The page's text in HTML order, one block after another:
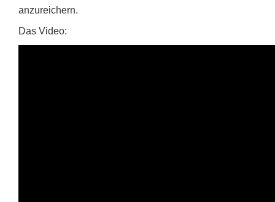
anzureichern.
Das Video: